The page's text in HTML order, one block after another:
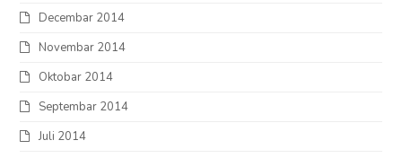
Decembar 2014
Novembar 2014
Oktobar 2014
Septembar 2014
Juli 2014